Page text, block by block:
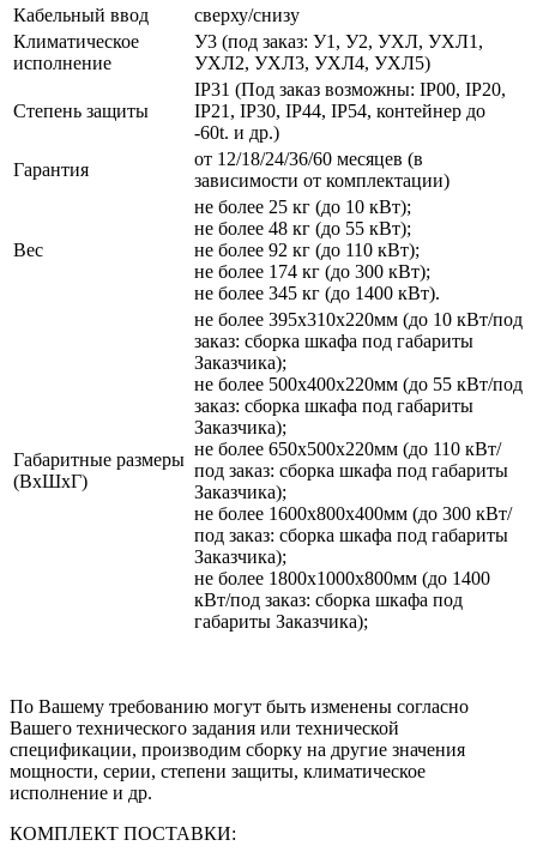
Кабельный ввод
сверху/снизу
Климатическое
исполнение
У3 (под заказ: У1, У2, УХЛ, УХЛ1,
УХЛ2, УХЛ3, УХЛ4, УХЛ5)
Степень защиты
IP31 (Под заказ возможны: IP00, IP20,
IP21, IP30, IP44, IP54, контейнер до
-60t. и др.)
Гарантия
от 12/18/24/36/60 месяцев (в
зависимости от комплектации)
Вес
не более 25 кг (до 10 кВт);
не более 48 кг (до 55 кВт);
не более 92 кг (до 110 кВт);
не более 174 кг (до 300 кВт);
не более 345 кг (до 1400 кВт).
Габаритные размеры
(ВхШхГ)
не более 395х310х220мм (до 10 кВт/под
заказ: сборка шкафа под габариты
Заказчика);
не более 500х400х220мм (до 55 кВт/под
заказ: сборка шкафа под габариты
Заказчика);
не более 650х500х220мм (до 110 кВт/
под заказ: сборка шкафа под габариты
Заказчика);
не более 1600х800х400мм (до 300 кВт/
под заказ: сборка шкафа под габариты
Заказчика);
не более 1800х1000х800мм (до 1400
кВт/под заказ: сборка шкафа под
габариты Заказчика);
По Вашему требованию могут быть изменены согласно
Вашего технического задания или технической
спецификации, производим сборку на другие значения
мощности, серии, степени защиты, климатическое
исполнение и др.
КОМПЛЕКТ ПОСТАВКИ: